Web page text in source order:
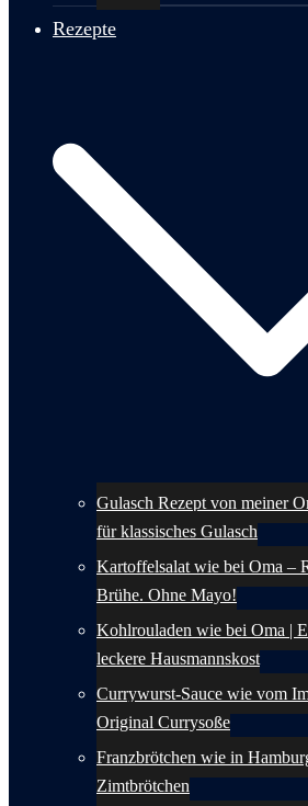
Rezepte
Gulasch Rezept von meiner
für klassisches Gulasch
Kartoffelsalat wie bei Oma –
Brühe. Ohne Mayo!
Kohlrouladen wie bei Oma |
leckere Hausmannskost
Currywurst-Sauce wie vom
Original Currysoße
Franzbrötchen wie in
Zimtbrötchen